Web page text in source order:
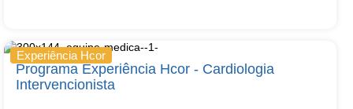
Experiência Hcor
Programa Experiência Hcor - Cardiologia
Intervencionista